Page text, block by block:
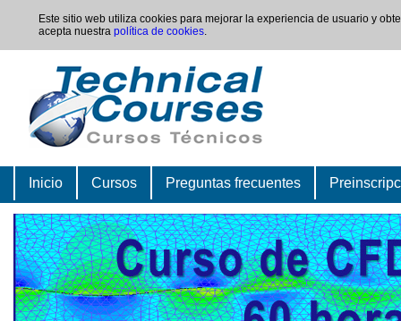
Este sitio web utiliza cookies para mejorar la experiencia de usuario y
acepta nuestra política de cookies.
Inicio Cursos Preguntas frecuentes